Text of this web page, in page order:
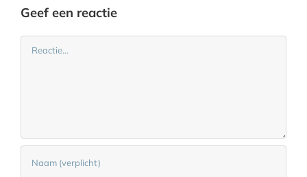
Geef een reactie
Reactie